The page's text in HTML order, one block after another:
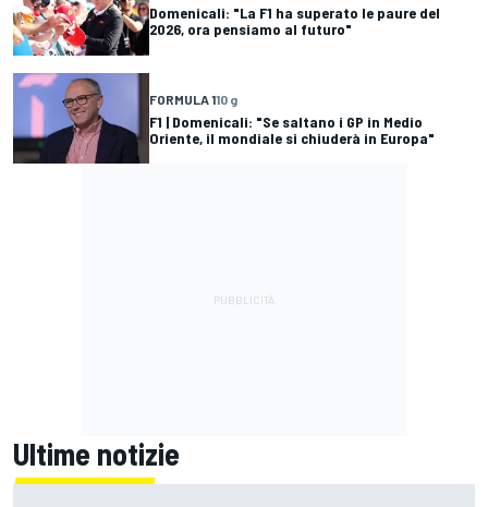
Domenicali: "La F1 ha superato le paure del
2026, ora pensiamo al futuro"
FORMULA 110 g
F1 | Domenicali: "Se saltano i GP in Medio
Oriente, il mondiale si chiuderà in Europa"
Ultime notizie